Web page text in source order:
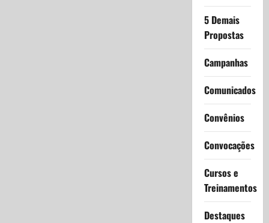
5 Demais
Propostas
Campanhas
Comunicados
Convênios
Convocações
Cursos e
Treinamentos
Destaques